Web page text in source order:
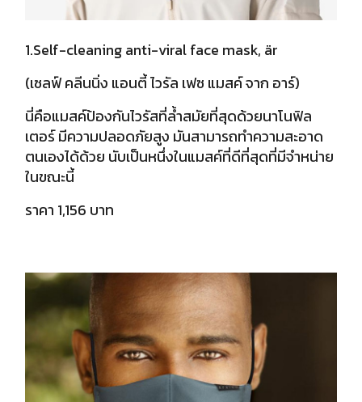
1.Self-cleaning anti-viral face mask, är
(เซลฟ์ คลีนนิ่ง แอนตี้ ไวรัล เฟซ แมสค์ จาก อาร์)
นี่คือแมสค์ป้องกันไวรัสที่ล้ำสมัยที่สุดด้วยนาโนฟิล
เตอร์ มีความปลอดภัยสูง มันสามารถทำความสะอาด
ตนเองได้ด้วย นับเป็นหนึ่งในแมสค์ที่ดีที่สุดที่มีจำหน่าย
ในขณะนี้
ราคา 1,156 บาท